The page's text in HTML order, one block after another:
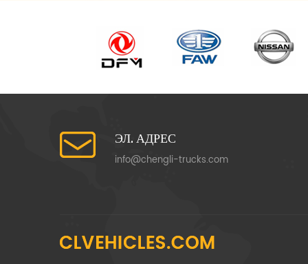
ЭЛ. АДРЕС
info@chengli-trucks.com